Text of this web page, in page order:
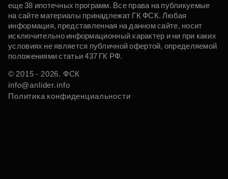
еще 38 ипотечных программ. Все права на публикуемые
на сайте материалы принадлежат ГК ФСК. Любая
информация, представленная на данном сайте, носит
исключительно информационный характер и ни при каких
условиях не является публичной офертой, определяемой
положениями статьи 437 ГК РФ.
© 2015 - 2026. ФСК
info@anlider.info
Политика конфиденциальности